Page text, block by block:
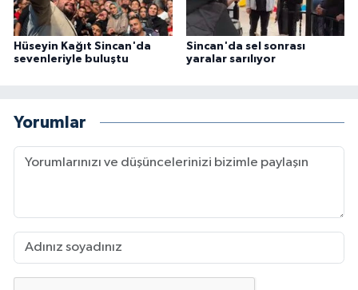
Hüseyin Kağıt Sincan'da
sevenleriyle buluştu
Sincan'da sel sonrası
yaralar sarılıyor
Yorumlar